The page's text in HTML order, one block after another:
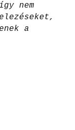
nem
a